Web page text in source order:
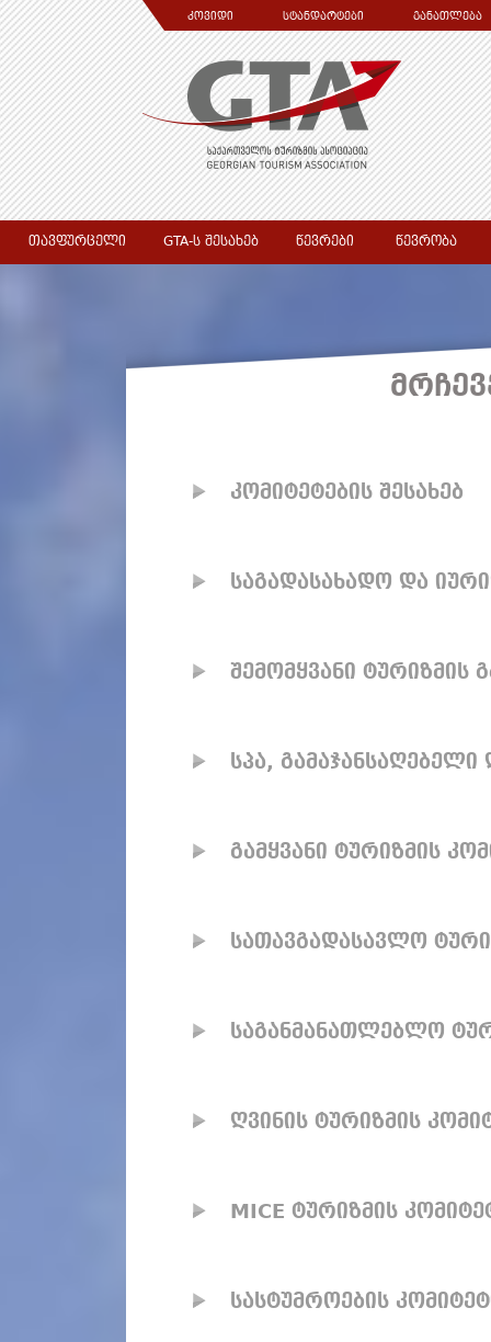
კოვიდი სტანდარტები განათლება
თავფურცელი GTA-ს შესახებ წევრები წევრობა
კომიტეტების შესახებ
საგადასახადო და
შემომყვანი ტურიზმის
სპა,
გამყვანი ტურიზმის
სათავგადასავლო
საგანმანათლებლო
ღვინის ტურიზმის
MICE ტურიზმის
სასტუმროების